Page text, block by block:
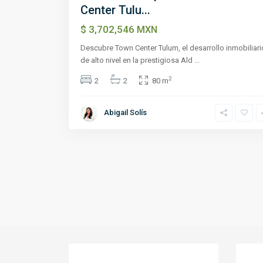
Center Tulu...
$ 3,702,546 MXN
Descubre Town Center Tulum, el desarrollo
de alto nivel en la prestigiosa Ald
2 2 80 m2
Abigail Solís